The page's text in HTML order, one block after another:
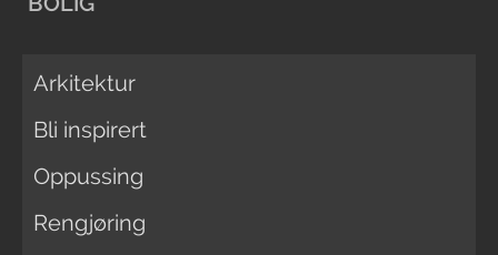
Arkitektur
Bli inspirert
Oppussing
Rengjøring